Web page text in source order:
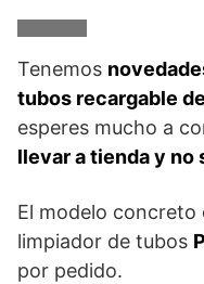
Tenemos
tubos recargable
esperes mucho a
llevar a tienda y no
El modelo concreto
limpiador de tubos
por pedido.